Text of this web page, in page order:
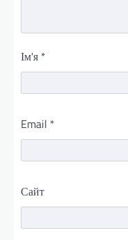
Ім'я *
Email *
Сайт